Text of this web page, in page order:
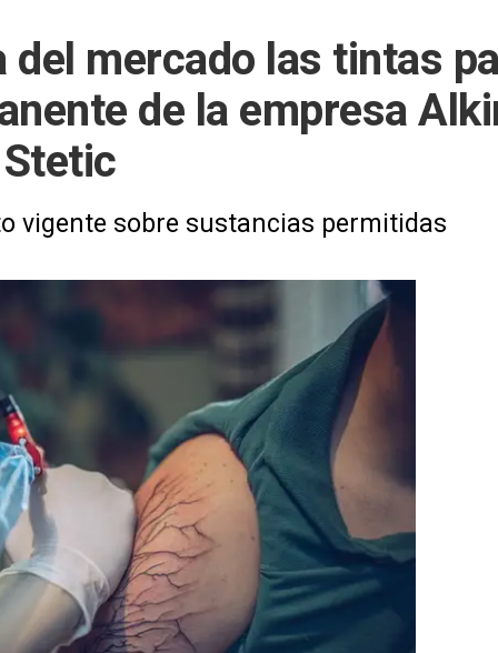
del mercado las tintas
de la empresa
vigente sobre sustancias permitidas